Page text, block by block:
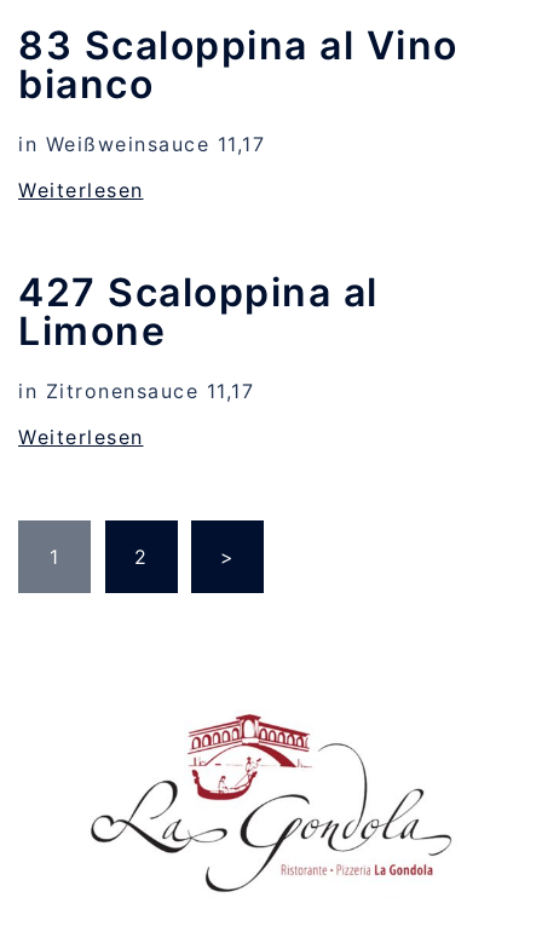
83 Scaloppina al Vino
bianco
in Weißweinsauce 11,17
Weiterlesen
427 Scaloppina al
Limone
in Zitronensauce 11,17
Weiterlesen
der
Beiträge
1 2 >